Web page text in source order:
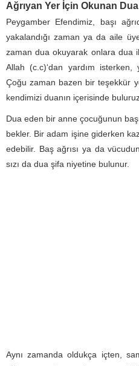
Ağrıyan Yer İçin Okunan
Peygamber Efendimiz, başı
yakalandığı zaman ya da aile
zaman dua okuyarak onlara dua
Allah (c.c)‘dan yardım
Çoğu zaman bazen bir teşekkür
kendimizi duanın içerisinde
Dua eden bir anne çocuğunun
bekler. Bir adam işine giderken
edebilir. Baş ağrısı ya da
sızı da dua şifa niyetine bulunur.
Aynı zamanda oldukça içten,